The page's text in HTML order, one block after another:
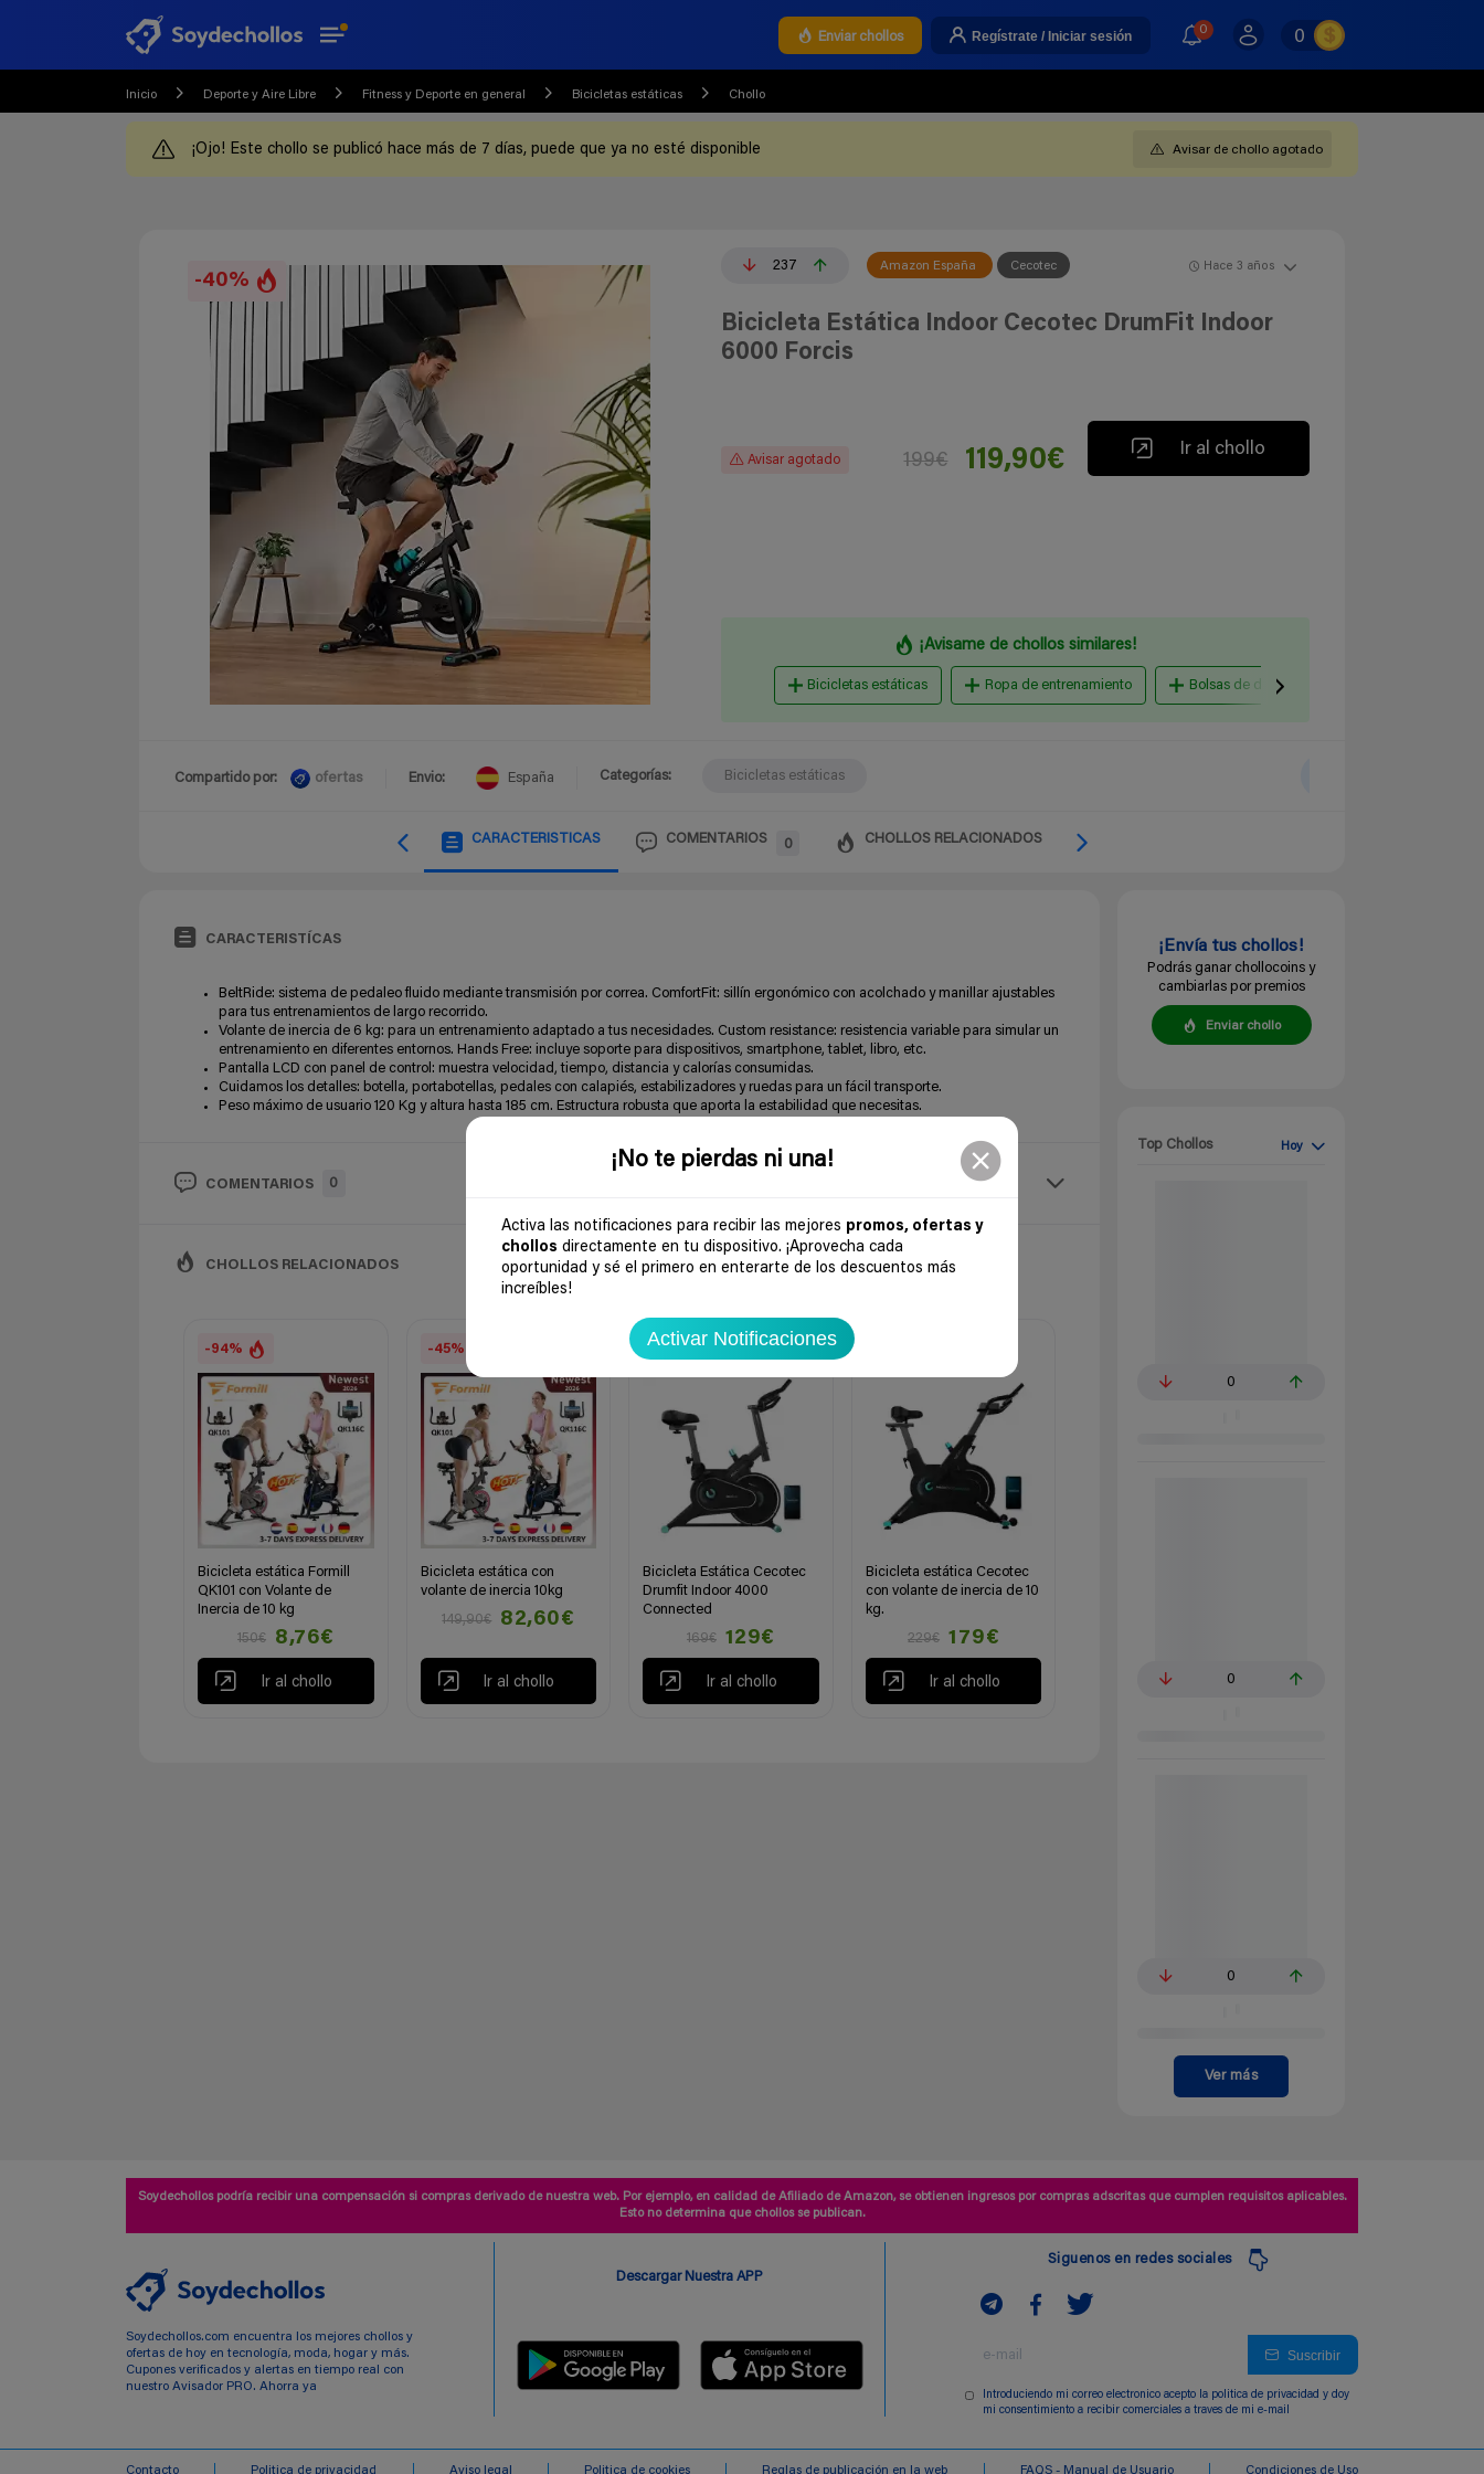
¡No te pierdas ni una!
Activa las notificaciones para recibir las mejores promos, ofertas y
chollos directamente en tu dispositivo. ¡Aprovecha cada
oportunidad y sé el primero en enterarte de los descuentos más
increíbles!
Activar Notificaciones
Enviar chollos Regístrate / Iniciar sesión 0 0
Inicio Deporte y Aire Libre Fitness y Deporte en general Bicicletas estáticas Chollo
¡Ojo! Este chollo se publicó hace más de 7 días, puede que ya no esté disponible Avisar de chollo agotado
-40%
237 Amazon España Cecotec Hace 3 años
Bicicleta Estática Indoor Cecotec DrumFit Indoor
6000 Forcis
Avisar agotado 199€ 119,90€ Ir al chollo
¡Avisame de chollos similares!
Bicicletas estáticas Ropa de entrenamiento Bolsas de deporte
Compartido por: ofertas Envio: España Categorías: Bicicletas estáticas
CARACTERISTICAS COMENTARIOS 0 CHOLLOS RELACIONADOS
CARACTERISTÍCAS
BeltRide: sistema de pedaleo fluido mediante transmisión por correa. ComfortFit: sillín ergonómico con acolchado y manillar ajustables
para tus entrenamientos de largo recorrido.
Volante de inercia de 6 kg: para un entrenamiento adaptado a tus necesidades. Custom resistance: resistencia variable para simular un
entrenamiento en diferentes entornos. Hands Free: incluye soporte para dispositivos, smartphone, tablet, libro, etc.
Pantalla LCD con panel de control: muestra velocidad, tiempo, distancia y calorías consumidas.
Cuidamos los detalles: botella, portabotellas, pedales con calapiés, estabilizadores y ruedas para un fácil transporte.
Peso máximo de usuario 120 Kg y altura hasta 185 cm. Estructura robusta que aporta la estabilidad que necesitas.
COMENTARIOS 0
CHOLLOS RELACIONADOS
-94%
Bicicleta estática Formill
QK101 con Volante de
Inercia de 10 kg
150€
8,76€
Ir al chollo
-45%
Bicicleta estática con
volante de inercia 10kg
149,90€
82,60€
Ir al chollo
-24%
Bicicleta Estática Cecotec
Drumfit Indoor 4000
Connected
169€
129€
Ir al chollo
Bicicleta estática Cecotec
con volante de inercia de 10
kg.
229€
179€
Ir al chollo
¡Envía tus chollos!
Podrás ganar chollocoins y
cambiarlas por premios
Enviar chollo
Top Chollos Hoy
0
0
0
Ver más
Soydechollos podría recibir una compensación si compras derivado de nuestra web. Por ejemplo, en calidad de Afiliado de Amazon, se obtienen ingresos por compras adscritas que cumplen requisitos aplicables.
Esto no determina que chollos se publican.
Soydechollos.com encuentra los mejores chollos y
ofertas de hoy en tecnología, moda, hogar y más.
Cupones verificados y alertas en tiempo real con
nuestro Avisador PRO. Ahorra ya
Descargar Nuestra APP
Siguenos en redes sociales
Suscribir
Introduciendo mi correo electronico acepto la politica de privacidad y doy
mi consentimiento a recibir comerciales a traves de mi e-mail
Contacto Politica de privacidad Aviso legal Politica de cookies Reglas de publicación en la web FAQS - Manual de Usuario Condiciones de Uso